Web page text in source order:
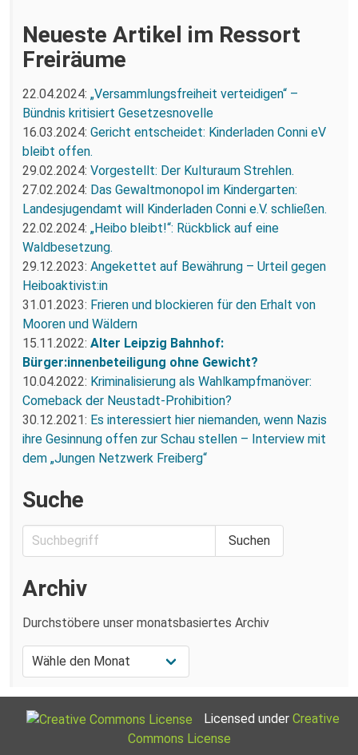
Neueste Artikel im Ressort
Freiräume
22.04.2024: „Versammlungsfreiheit verteidigen“ –
Bündnis kritisiert Gesetzesnovelle
16.03.2024: Gericht entscheidet: Kinderladen Conni eV
bleibt offen.
29.02.2024: Vorgestellt: Der Kulturaum Strehlen.
27.02.2024: Das Gewaltmonopol im Kindergarten:
Landesjugendamt will Kinderladen Conni e.V. schließen.
22.02.2024: „Heibo bleibt!“: Rückblick auf eine
Waldbesetzung.
29.12.2023: Angekettet auf Bewährung – Urteil gegen
Heiboaktivist:in
31.01.2023: Frieren und blockieren für den Erhalt von
Mooren und Wäldern
15.11.2022: Alter Leipzig Bahnhof:
Bürger:innenbeteiligung ohne Gewicht?
10.04.2022: Kriminalisierung als Wahlkampfmanöver:
Comeback der Neustadt-Prohibition?
30.12.2021: Es interessiert hier niemanden, wenn Nazis
ihre Gesinnung offen zur Schau stellen – Interview mit
dem „Jungen Netzwerk Freiberg“
Suche
Archiv
Durchstöbere unser monatsbasiertes Archiv
Licensed under Creative
Commons License